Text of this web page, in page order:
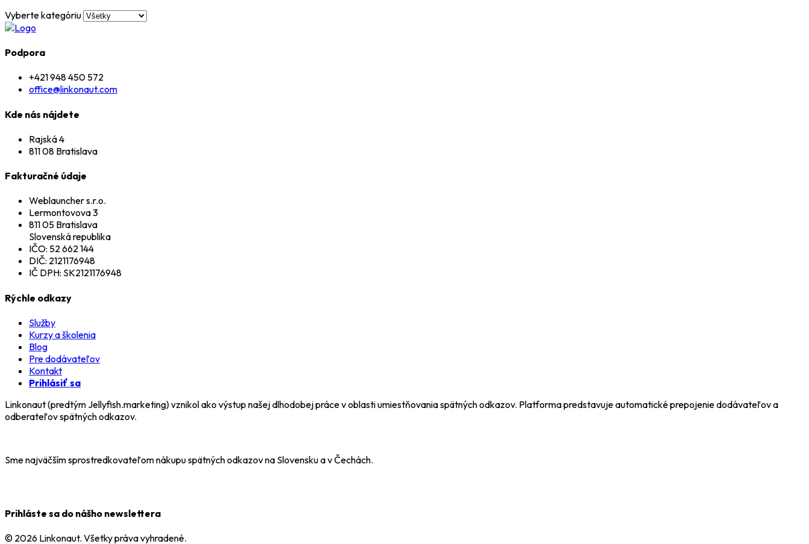
Vyberte kategóriu
Podpora
+421 948 450 572
office@linkonaut.com
Kde nás nájdete
Rajská 4
811 08 Bratislava
Fakturačné údaje
Weblauncher s.r.o.
Lermontovova 3
811 05 Bratislava
Slovenská republika
IČO: 52 662 144
DIČ: 2121176948
IČ DPH: SK2121176948
Rýchle odkazy
Služby
Kurzy a školenia
Blog
Pre dodávateľov
Kontakt
Prihlásiť sa
Linkonaut (predtým Jellyfish.marketing) vznikol ako výstup našej dlhodobej práce v oblasti umiestňovania spätných odkazov. Platforma predstavuje automatické prepojenie dodávateľov a
odberateľov spätných odkazov.
Sme najväčším sprostredkovateľom nákupu spätných odkazov na Slovensku a v Čechách.
Prihláste sa do nášho newslettera
© 2026 Linkonaut. Všetky práva vyhradené.